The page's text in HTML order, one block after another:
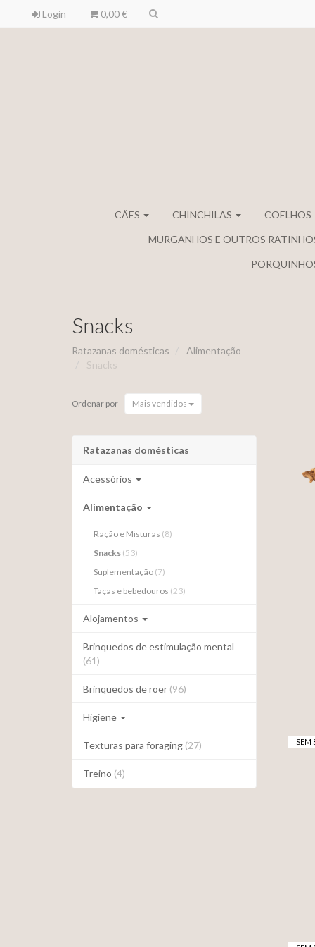
Login 0,00 €
CÃES CHINCHILAS COELHOS
MURGANHOS E OUTROS
Snacks
Ratazanas domésticas
Alimentação
Snacks
Ordenar por Mais vendidos
Ratazanas domésticas
Acessórios
Alimentação
Ração e Misturas (8)
Snacks (53)
Suplementação (7)
Taças e bebedouros (23)
Alojamentos
Brinquedos de estimulação mental
(61)
Brinquedos de roer (96)
Higiene
Texturas para foraging (27)
Treino (4)
SEM